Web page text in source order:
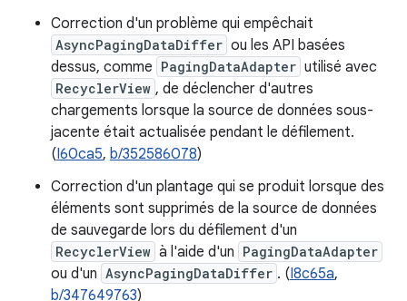
Correction d'un problème qui empêchait
AsyncPagingDataDiffer ou les API basées
dessus, comme PagingDataAdapter utilisé avec
RecyclerView , de déclencher d'autres
chargements lorsque la source de données sous-
jacente était actualisée pendant le défilement.
(I60ca5, b/352586078)
Correction d'un plantage qui se produit lorsque des
éléments sont supprimés de la source de données
de sauvegarde lors du défilement d'un
RecyclerView à l'aide d'un PagingDataAdapter
ou d'un AsyncPagingDataDiffer . (I8c65a,
b/347649763)